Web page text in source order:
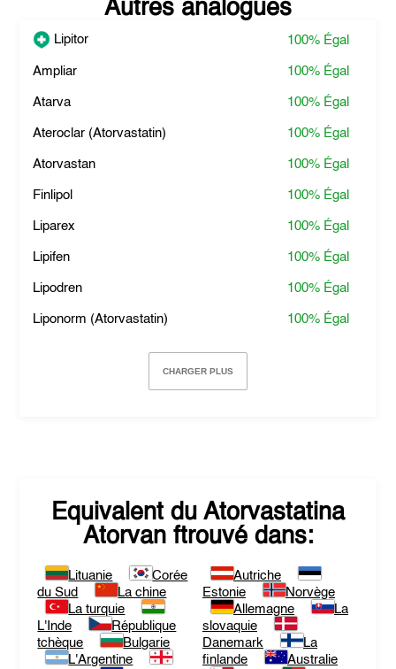
Autres analogues
Lipitor 100% Égal
Ampliar 100% Égal
Atarva 100% Égal
Ateroclar (Atorvastatin) 100% Égal
Atorvastan 100% Égal
Finlipol 100% Égal
Liparex 100% Égal
Lipifen 100% Égal
Lipodren 100% Égal
Liponorm (Atorvastatin) 100% Égal
CHARGER PLUS
Equivalent du Atorvastatina
Atorvanftrouvé dans:
Lituanie
Corée
du Sud
La chine
La turquie
L'Inde
République
tchèque
Bulgarie
L'Argentine
Autriche
Estonie
Norvège
Allemagne
La
slovaquie
Danemark
La
finlande
Australie